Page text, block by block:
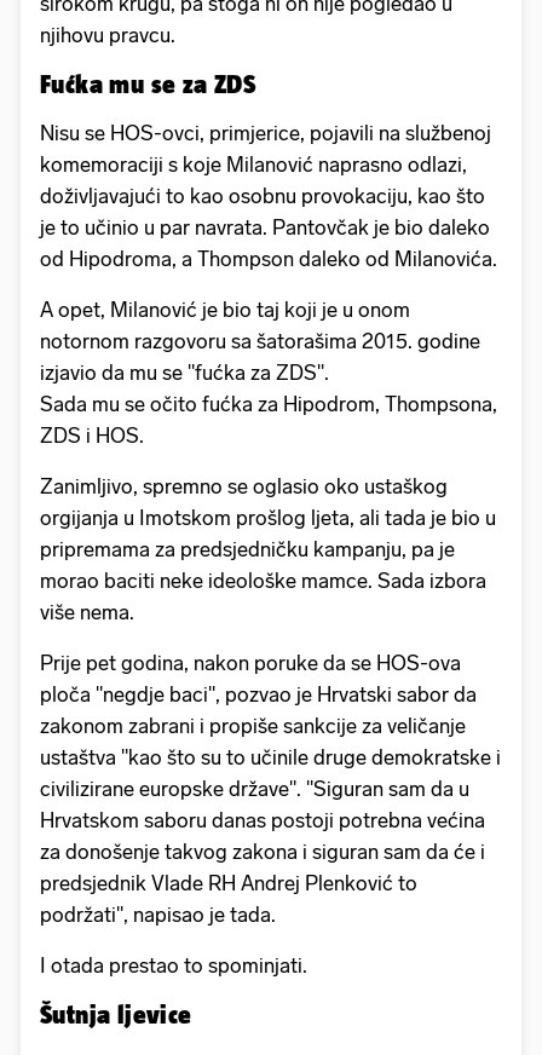
njihovu pravcu.
Fućka mu se za ZDS
Nisu se HOS-ovci, primjerice, pojavili na službenoj
komemoraciji s koje Milanović naprasno odlazi,
doživljavajući to kao osobnu provokaciju, kao što
je to učinio u par navrata. Pantovčak je bio daleko
od Hipodroma, a Thompson daleko od Milanovića.
A opet, Milanović je bio taj koji je u onom
notornom razgovoru sa šatorašima 2015. godine
izjavio da mu se "fućka za ZDS".
Sada mu se očito fućka za Hipodrom, Thompsona,
ZDS i HOS.
Zanimljivo, spremno se oglasio oko ustaškog
orgijanja u Imotskom prošlog ljeta, ali tada je bio u
pripremama za predsjedničku kampanju, pa je
morao baciti neke ideološke mamce. Sada izbora
više nema.
Prije pet godina, nakon poruke da se HOS-ova
ploča "negdje baci", pozvao je Hrvatski sabor da
zakonom zabrani i propiše sankcije za veličanje
ustaštva "kao što su to učinile druge demokratske i
civilizirane europske države". "Siguran sam da u
Hrvatskom saboru danas postoji potrebna većina
za donošenje takvog zakona i siguran sam da će i
predsjednik Vlade RH Andrej Plenković to
podržati", napisao je tada.
I otada prestao to spominjati.
Šutnja ljevice